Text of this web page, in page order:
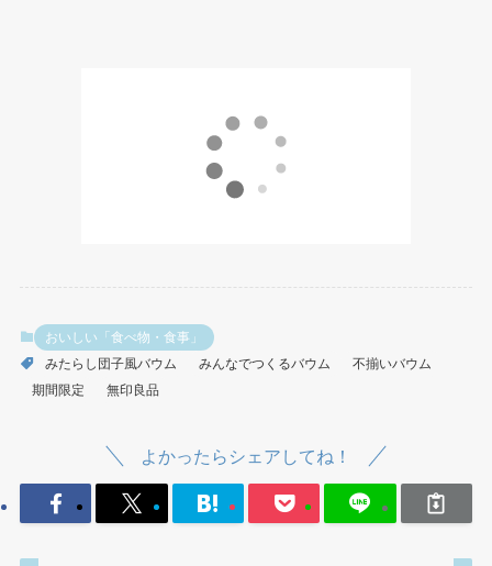
おいしい「食べ物・食事」
みたらし団子風バウム
みんなでつくるバウム
不揃いバウム
期間限定
無印良品
よかったらシェアしてね！